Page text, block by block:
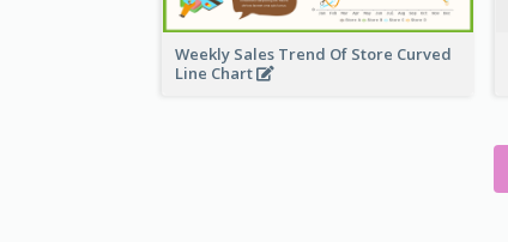
Weekly Sales Trend Of Store Curved
Line Chart